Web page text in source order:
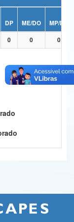
DP ME/DO
MP/DP
0 0 0